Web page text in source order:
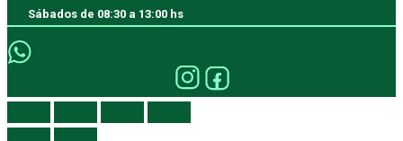
Sábados de 08:30 a 13:00 hs